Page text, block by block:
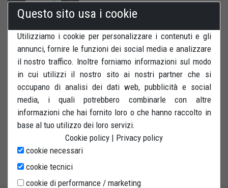
SALVA PER DOPO
RECENSIONI STAMPA
Attacchi posteriori a V per nottolini. Stelo 2 x 2 cm. Adatti al
cavalletto posteriore universale bibraccio e SOLO a moto che
hanno i nottolini montati sui forcelloni posteriori
Questo sito usa i cookie
Utilizziamo i cookie per personalizzare i contenuti e gli
annunci, fornire le funzioni dei social media e analizzare
il nostro traffico. Inoltre forniamo informazioni sul modo
in cui utilizzi il nostro sito ai nostri partner che si
occupano di analisi dei dati web, pubblicità e social
media, i quali potrebbero combinarle con altre
informazioni che hai fornito loro o che hanno raccolto in
base al tuo utilizzo dei loro servizi.
Cookie policy | Privacy policy
cookie necessari
cookie tecnici
cookie di performance / marketing